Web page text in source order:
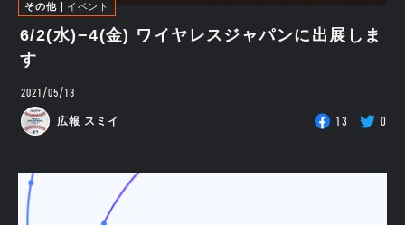
その他 イベント
6/2(水)−4(金) ワイヤレスジャパンに出展しま
す
2021/05/13
広報 スミイ 13 0